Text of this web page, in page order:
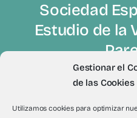
Gestionar el
de las Cookies
Utilizamos cookies para optimizar
Sociedad
Estudio de la